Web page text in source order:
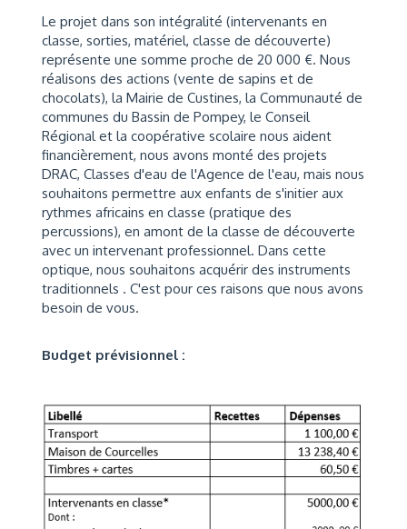
Le projet dans son intégralité (intervenants en
classe, sorties, matériel, classe de découverte)
représente une somme proche de 20 000 €. Nous
réalisons des actions (vente de sapins et de
chocolats), la Mairie de Custines, la Communauté de
communes du Bassin de Pompey, le Conseil
Régional et la coopérative scolaire nous aident
financièrement, nous avons monté des projets
DRAC, Classes d'eau de l'Agence de l'eau, mais nous
souhaitons permettre aux enfants de s'initier aux
rythmes africains en classe (pratique des
percussions), en amont de la classe de découverte
avec un intervenant professionnel. Dans cette
optique, nous souhaitons acquérir des instruments
traditionnels . C'est pour ces raisons que nous avons
besoin de vous.
Budget prévisionnel :